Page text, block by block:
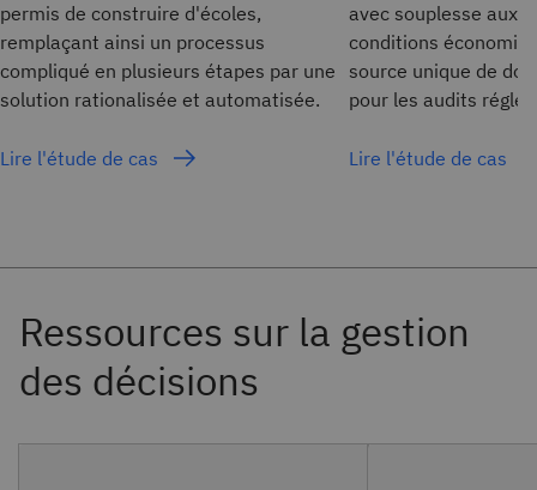
permis de construire d'écoles,
remplaçant ainsi un processus
compliqué en plusieurs étapes par une
solution rationalisée et automatisée.
Lire l'étude de cas
avec souplesse aux
conditions
source unique de
pour les audits
Lire l'étude de cas